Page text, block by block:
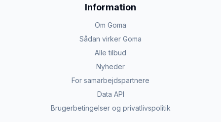
Information
Om Goma
Sådan virker Goma
Alle tilbud
Nyheder
For samarbejdspartnere
Data API
Brugerbetingelser og privatlivspolitik